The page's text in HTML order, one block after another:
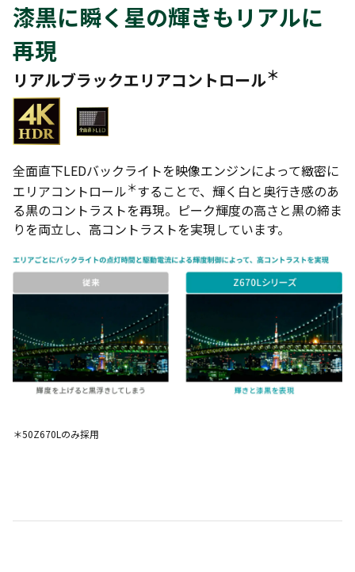
漆黒に瞬く星の輝きもリアルに
再現
リアルブラックエリアコントロール＊
全面直下LEDバックライトを映像エンジンによって緻密に
エリアコントロール＊することで、輝く白と奥行き感のあ
る黒のコントラストを再現。ピーク輝度の高さと黒の締ま
りを両立し、高コントラストを実現しています。
＊50Z670Lのみ採用